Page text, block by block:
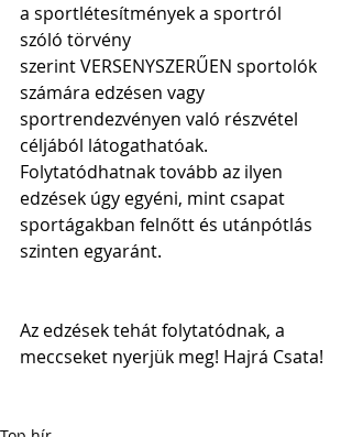
a sportlétesítmények a sportról
szóló törvény
szerint VERSENYSZERŰEN sportolók
számára edzésen vagy
sportrendezvényen való részvétel
céljából látogathatóak.
Folytatódhatnak tovább az ilyen
edzések úgy egyéni, mint csapat
sportágakban felnőtt és utánpótlás
szinten egyaránt.
Az edzések tehát folytatódnak, a
meccseket nyerjük meg! Hajrá Csata!